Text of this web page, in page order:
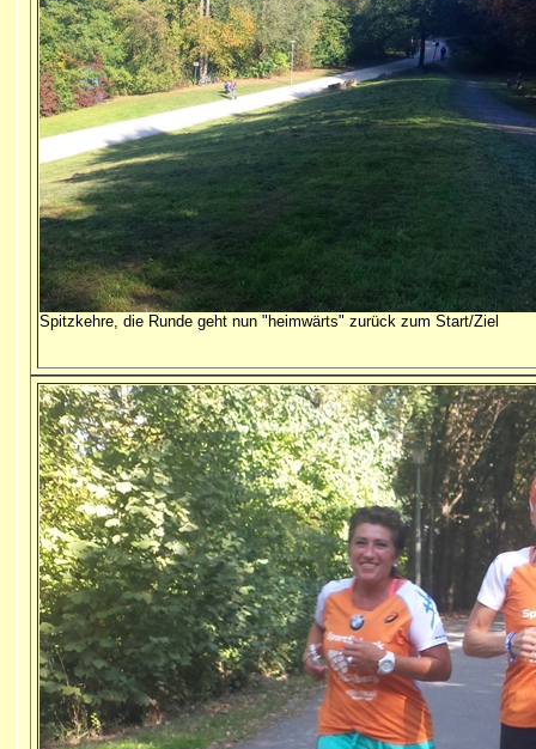
Spitzkehre, die Runde geht nun "heimwärts" zurück zum Start/Ziel